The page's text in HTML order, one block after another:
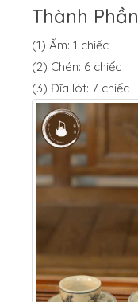
Thành Phần
(1) Ấm: 1 chiếc
(2) Chén: 6 chiếc
(3) Đĩa lót: 7 chiếc